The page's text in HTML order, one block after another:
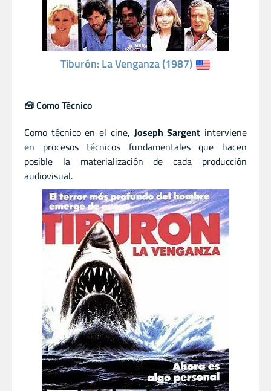
Tiburón: La Venganza (1987)
🧰 Como Técnico
Como técnico en el cine, Joseph Sargent interviene
en procesos técnicos fundamentales que hacen
posible la materialización de cada producción
audiovisual.